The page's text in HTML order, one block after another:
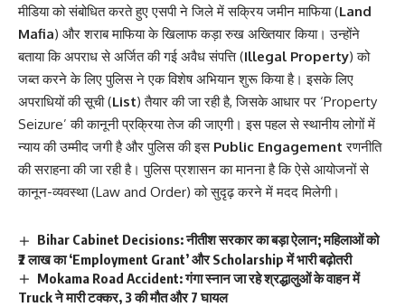
मीडिया को संबोधित करते हुए एसपी ने जिले में सक्रिय जमीन माफिया (Land
Mafia) और शराब माफिया के खिलाफ कड़ा रुख अख्तियार किया। उन्होंने
बताया कि अपराध से अर्जित की गई अवैध संपत्ति (Illegal Property) को
जब्त करने के लिए पुलिस ने एक विशेष अभियान शुरू किया है। इसके लिए
अपराधियों की सूची (List) तैयार की जा रही है, जिसके आधार पर ‘Property
Seizure’ की कानूनी प्रक्रिया तेज की जाएगी। इस पहल से स्थानीय लोगों में
न्याय की उम्मीद जगी है और पुलिस की इस Public Engagement रणनीति
की सराहना की जा रही है। पुलिस प्रशासन का मानना है कि ऐसे आयोजनों से
कानून-व्यवस्था (Law and Order) को सुदृढ़ करने में मदद मिलेगी।
Bihar Cabinet Decisions: नीतीश सरकार का बड़ा ऐलान; महिलाओं को
₹2 लाख का ‘Employment Grant’ और Scholarship में भारी बढ़ोतरी
Mokama Road Accident: गंगा स्नान जा रहे श्रद्धालुओं के वाहन में
Truck ने मारी टक्कर, 3 की मौत और 7 घायल